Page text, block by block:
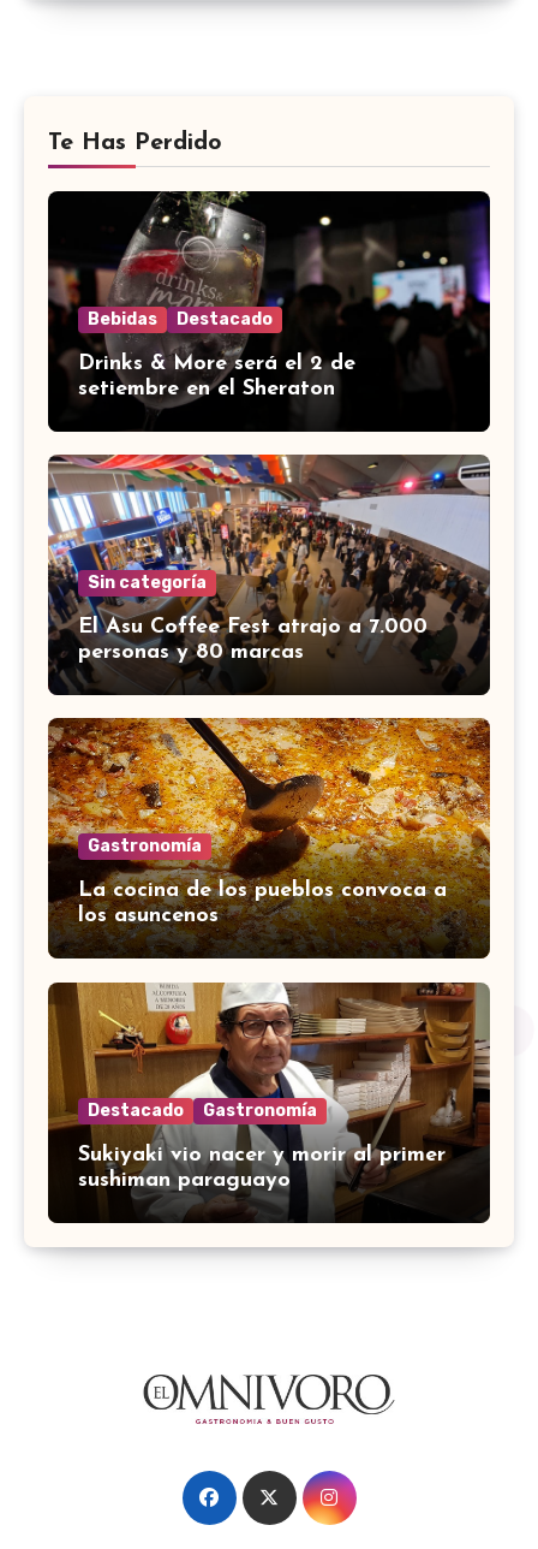
Te Has Perdido
Bebidas Destacado
Drinks & More será el 2 de
setiembre en el Sheraton
Sin categoría
El Asu Coffee Fest atrajo a 7.000
personas y 80 marcas
Gastronomía
La cocina de los pueblos convoca a
los asuncenos
Destacado Gastronomía
Sukiyaki vio nacer y morir al primer
sushiman paraguayo